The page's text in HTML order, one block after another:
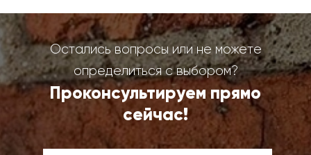
Остались вопросы или не можете
определиться с выбором?
Проконсультируем прямо
сейчас!